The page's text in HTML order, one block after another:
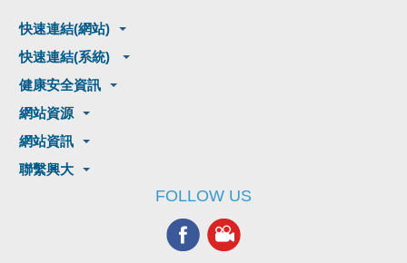
快速連結(網站)
快速連結(系統)
健康安全資訊
網站資源
網站資訊
聯繫興大
FOLLOW US